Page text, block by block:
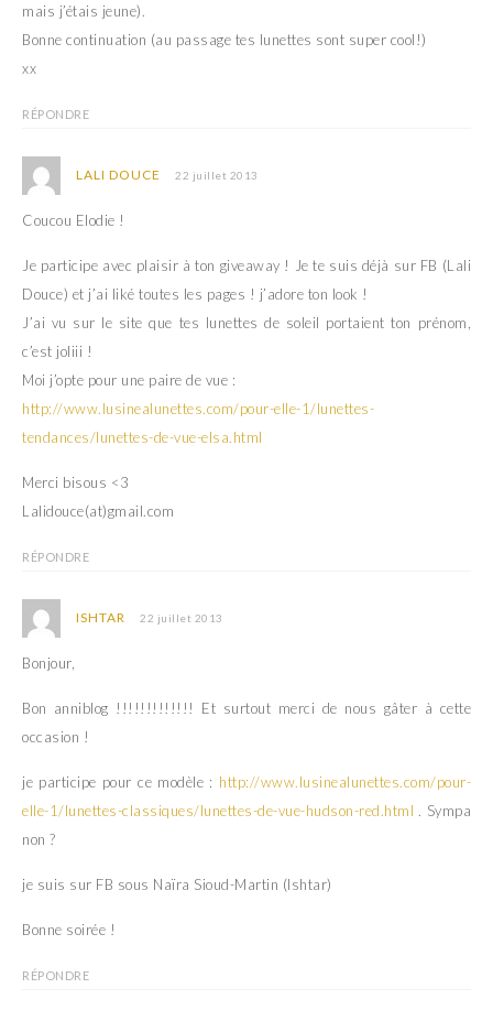
mais j’étais jeune).
Bonne continuation (au passage tes lunettes sont super cool!)
xx
RÉPONDRE
LALI DOUCE 22 juillet 2013
Coucou Elodie !
Je participe avec plaisir à ton giveaway ! Je te suis déjà sur FB (Lali
Douce) et j’ai liké toutes les pages ! j’adore ton look !
J’ai vu sur le site que tes lunettes de soleil portaient ton prénom,
c’est joliii !
Moi j’opte pour une paire de vue :
http://www.lusinealunettes.com/pour-elle-1/lunettes-
tendances/lunettes-de-vue-elsa.html
Merci bisous <3
Lalidouce(at)gmail.com
RÉPONDRE
ISHTAR 22 juillet 2013
Bonjour,
Bon anniblog !!!!!!!!!!!!! Et surtout merci de nous gâter à cette
occasion !
je participe pour ce modèle : http://www.lusinealunettes.com/pour-
elle-1/lunettes-classiques/lunettes-de-vue-hudson-red.html . Sympa
non ?
je suis sur FB sous Naïra Sioud-Martin (Ishtar)
Bonne soirée !
RÉPONDRE